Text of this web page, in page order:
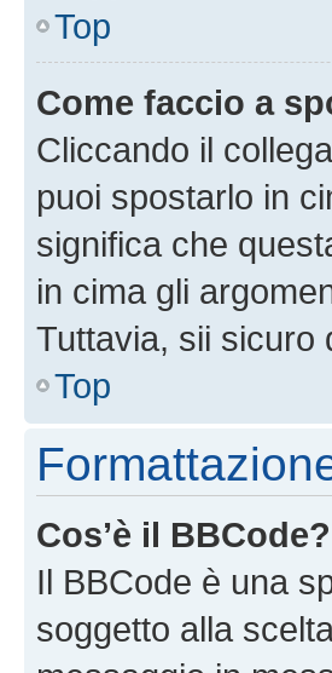
Top
Come faccio a
Cliccando il
puoi spostarlo in
significa che
in cima gli
Tuttavia, sii sicuro
Top
Cos’è il BBCode?
Il BBCode è una
soggetto alla